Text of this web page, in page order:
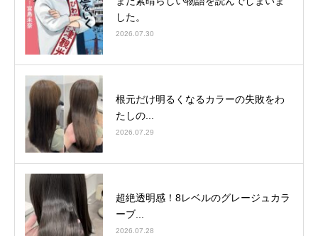
した。
2026.07.30
根元だけ明るくなるカラーの失敗をわ
たしの...
2026.07.29
超絶透明感！8レベルのグレージュカラ
ーブ...
2026.07.28